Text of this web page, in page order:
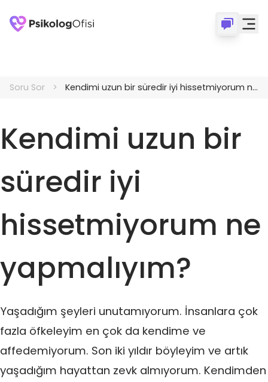
Soru Sor Kendimi uzun bir süredir iyi hissetmiyorum ne yapmalıyım?
Kendimi uzun bir
süredir iyi
hissetmiyorum ne
yapmalıyım?
Yaşadığım şeyleri unutamıyorum. İnsanlara çok
fazla öfkeleyim en çok da kendime ve
affedemiyorum. Son iki yıldır böyleyim ve artık
yaşadığım hayattan zevk almıyorum. Kendimden